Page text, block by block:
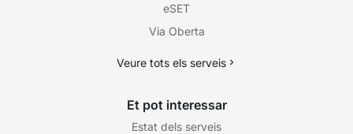
eSET
Via Oberta
Veure tots els serveis
Et pot interessar
Estat dels serveis